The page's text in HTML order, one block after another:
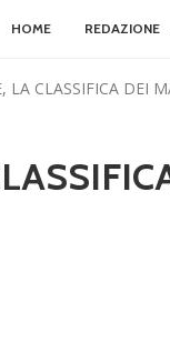
HOME REDAZIONE
LA CLASSIFICA DEI